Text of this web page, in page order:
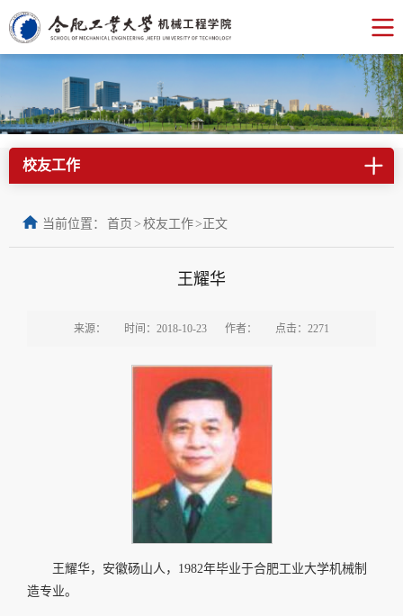
校友工作
当前位置： 首页 > 校友工作>正文
王耀华
来源： 时间：2018-10-23 作者： 点击： 2271
王耀华，安徽砀山人，1982年毕业于合肥工业大学机械制
造专业。